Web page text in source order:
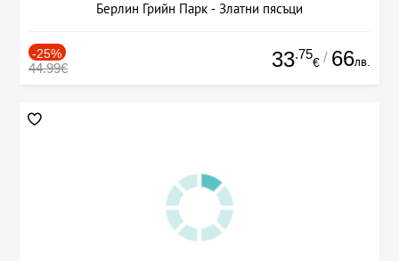
Берлин Грийн Парк - Златни пясъци
-25%
44.99€ 33.75
€ / 66лв.